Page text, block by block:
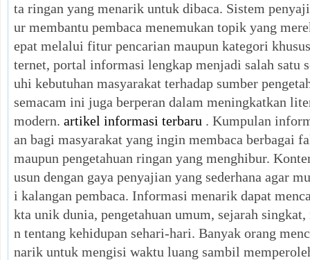
ta ringan yang menarik untuk dibaca. Sistem
ur membantu pembaca menemukan topik yang
epat melalui fitur pencarian maupun kategori
ternet, portal informasi lengkap menjadi salah satu
uhi kebutuhan masyarakat terhadap sumber
semacam ini juga berperan dalam meningkatkan
modern. artikel informasi terbaru . Kumpulan
an bagi masyarakat yang ingin membaca berbagai
maupun pengetahuan ringan yang menghibur.
usun dengan gaya penyajian yang sederhana agar
i kalangan pembaca. Informasi menarik dapat
kta unik dunia, pengetahuan umum, sejarah singkat,
n tentang kehidupan sehari-hari. Banyak orang
narik untuk mengisi waktu luang sambil